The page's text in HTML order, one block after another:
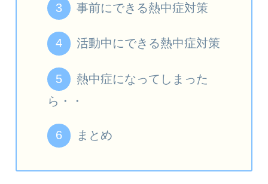
事前にできる熱中症対策
活動中にできる熱中症対策
熱中症になってしまった
ら・・
まとめ